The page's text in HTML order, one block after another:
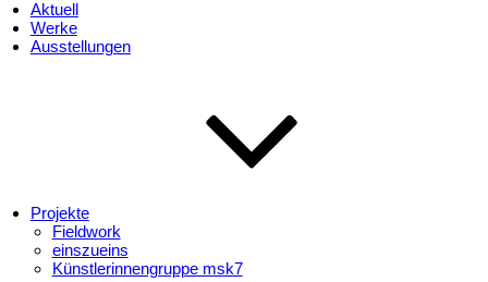
Aktuell
Werke
Ausstellungen
Projekte
Fieldwork
einszueins
Künstlerinnengruppe msk7